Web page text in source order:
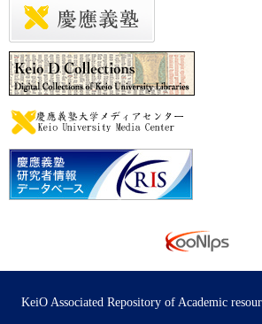
KeiO Associated Repository of Academic